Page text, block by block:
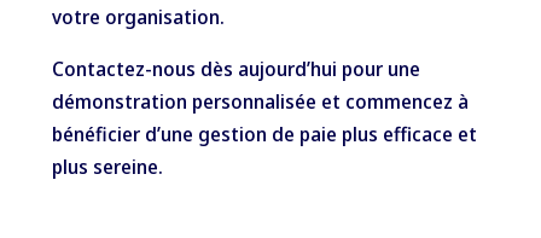
votre organisation.
Contactez-nous dès aujourd’hui pour une
démonstration personnalisée et commencez à
bénéficier d’une gestion de paie plus efficace et
plus sereine.